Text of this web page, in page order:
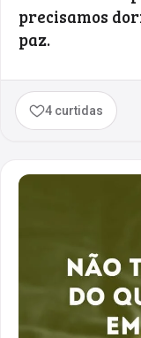
precisamos
paz.
4 curtidas